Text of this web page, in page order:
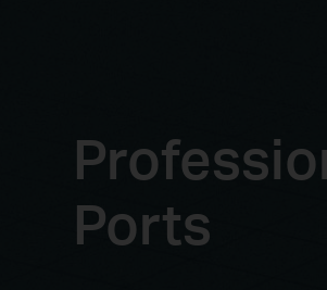
Ports